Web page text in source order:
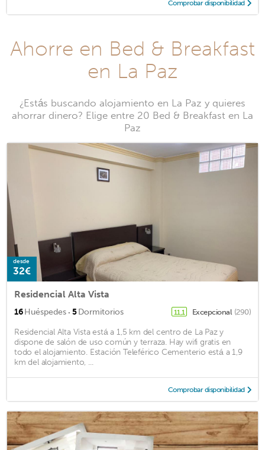
Comprobar disponibilidad
Ahorre en Bed & Breakfast
en La Paz
¿Estás buscando alojamiento en La Paz y quieres
ahorrar dinero? Elige entre 20 Bed & Breakfast en La
Paz
desde
32€
Residencial Alta Vista
16Huéspedes · 5Dormitorios 11,1 Excepcional (290)
Residencial Alta Vista está a 1,5 km del centro de La Paz y
dispone de salón de uso común y terraza. Hay wifi gratis en
todo el alojamiento. Estación Teleférico Cementerio está a 1,9
km del alojamiento, ...
Comprobar disponibilidad